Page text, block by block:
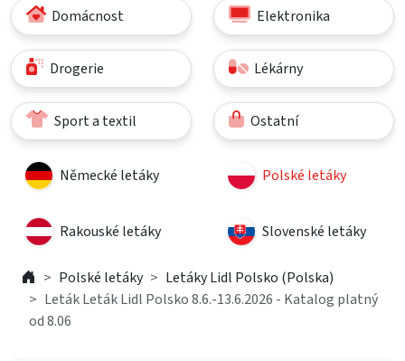
Domácnost Elektronika
Drogerie Lékárny
Sport a textil Ostatní
Německé letáky Polské letáky
Rakouské letáky Slovenské letáky
Polské letáky
Letáky Lidl Polsko (Polska)
Leták Leták Lidl Polsko 8.6.-13.6.2026 - Katalog platný
od 8.06